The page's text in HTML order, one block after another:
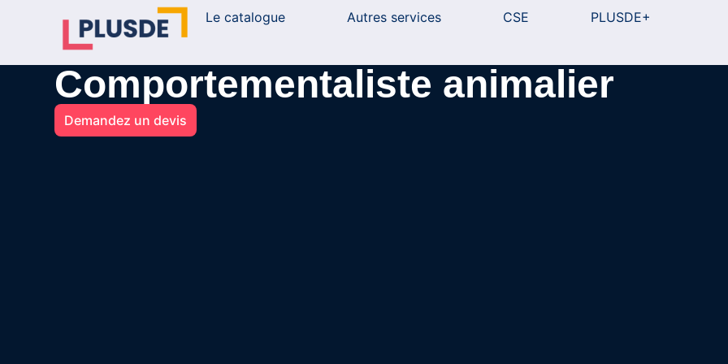
Le catalogue Autres services CSE PLUSDE+
Comportementaliste animalier
Demandez un devis